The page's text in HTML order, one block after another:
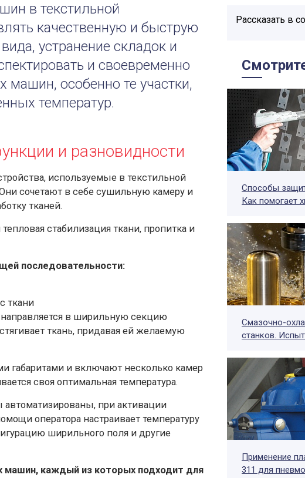
Рассказать в
Способы
Как помогает
Смазочно-
станков.
Применение
311 для
в текстильной
качественную и быструю
устранение складок и
и своевременно
особенно те участки,
температур.
и разновидности
используемые в текстильной
сочетают в себе сушильную камеру и
тканей.
стабилизация ткани, пропитка и
последовательности:
ткани
в ширильную секцию
ткань, придавая ей желаемую
и включают несколько камер
своя оптимальная температура.
при активации
оператора настраивает температуру
ширильного поля и другие
машин, каждый из которых подходит для